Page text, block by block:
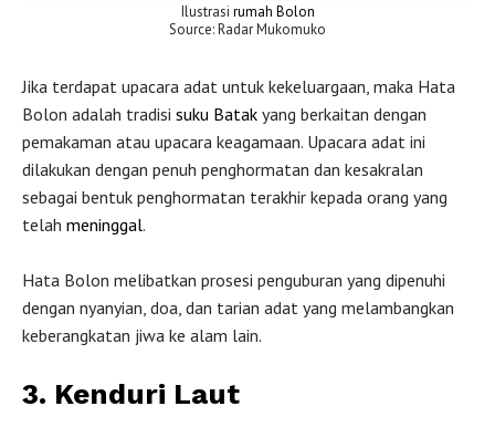
Ilustrasi rumah Bolon
Source: Radar Mukomuko
Jika terdapat upacara adat untuk kekeluargaan, maka Hata
Bolon adalah tradisi suku Batak yang berkaitan dengan
pemakaman atau upacara keagamaan. Upacara adat ini
dilakukan dengan penuh penghormatan dan kesakralan
sebagai bentuk penghormatan terakhir kepada orang yang
telah meninggal.
Hata Bolon melibatkan prosesi penguburan yang dipenuhi
dengan nyanyian, doa, dan tarian adat yang melambangkan
keberangkatan jiwa ke alam lain.
3. Kenduri Laut